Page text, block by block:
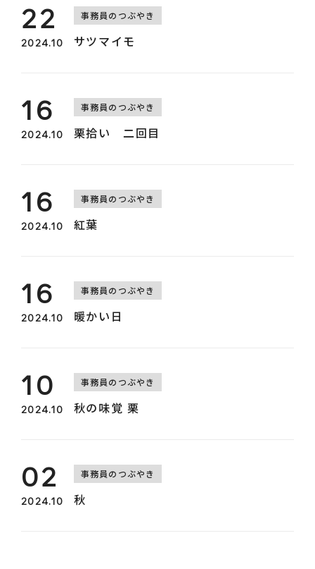
0157-36-0429
22
2024.10
事務員のつぶやき
サツマイモ
16
2024.10
事務員のつぶやき
栗拾い 二回目
16
2024.10
事務員のつぶやき
紅葉
16
2024.10
事務員のつぶやき
暖かい日
10
2024.10
事務員のつぶやき
秋の味覚 栗
02
2024.10
事務員のつぶやき
秋